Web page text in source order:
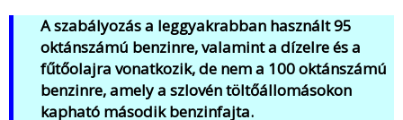
A szabályozás a leggyakrabban használt 95
oktánszámú benzinre, valamint a dízelre és a
fűtőolajra vonatkozik, de nem a 100 oktánszámú
benzinre, amely a szlovén töltőállomásokon
kapható második benzinfajta.